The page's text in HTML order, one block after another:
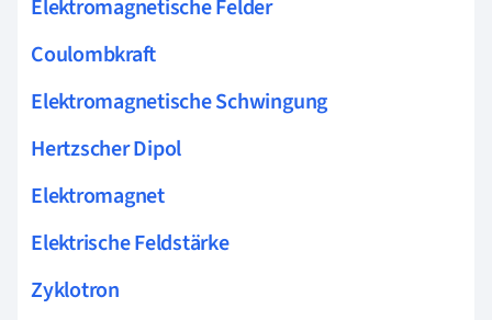
Elektromagnetische Felder
Coulombkraft
Elektromagnetische Schwingung
Hertzscher Dipol
Elektromagnet
Elektrische Feldstärke
Zyklotron